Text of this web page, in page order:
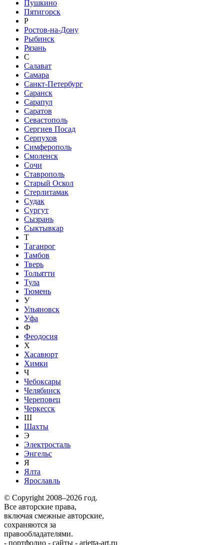
Пушкино
Пятигорск
Р
Ростов-на-Дону
Рыбинск
Рязань
С
Салават
Самара
Санкт-Петербург
Саранск
Сарапул
Саратов
Севастополь
Сергиев Посад
Серпухов
Симферополь
Смоленск
Сочи
Ставрополь
Старый Оскол
Стерлитамак
Судак
Сургут
Сызрань
Сыктывкар
Т
Таганрог
Тамбов
Тверь
Тольятти
Тула
Тюмень
У
Ульяновск
Уфа
Ф
Феодосия
Х
Хасавюрт
Химки
Ч
Чебоксары
Челябинск
Череповец
Черкесск
Ш
Шахты
Э
Электросталь
Энгельс
Я
Ялта
Ярославль
© Copyright 2008–2026 год.
Все авторские права,
включая смежные авторские,
сохраняются за
правообладателями.
- портфолио - сайты - arietta-art.ru